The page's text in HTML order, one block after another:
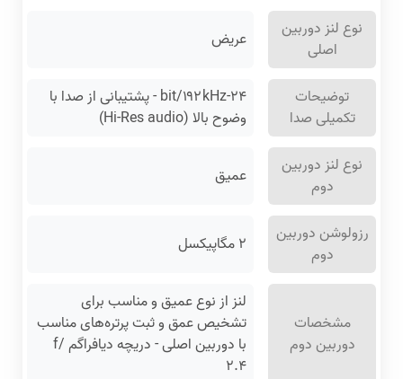
نوع لنز دوربین
اصلی
عریض
توضیحات
تکمیلی صدا
۲۴-bit/۱۹۲kHz - پشتیبانی از صدا با
وضوح بالا (Hi-Res audio)
نوع لنز دوربین
دوم
عمیق
رزولوشن دوربین
دوم
۲ مگاپیکسل
مشخصات
دوربین دوم
لنز از نوع عمیق و مناسب برای
تشخیص عمق و ثبت پرتره‌های مناسب
با دوربین اصلی - دریچه دیافراگم f/
۲.۴